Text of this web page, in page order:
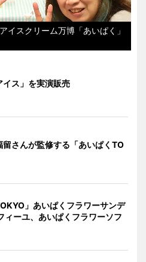
イスクリーム万博「あいぱく」
イス」を実演販売
留さんが監修する「あいぱくTO
」あいぱくフラワーサンデ
ィーユ、あいぱくフラワーソフ